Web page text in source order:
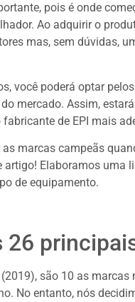
pois é onde
Ao adquirir o
mas, sem dúvidas,
você poderá optar pelos
mercado. Assim,
de EPI mais
marcas campeãs
Elaboramos uma
de equipamento.
26
são 10 as marcas
No entanto, nós